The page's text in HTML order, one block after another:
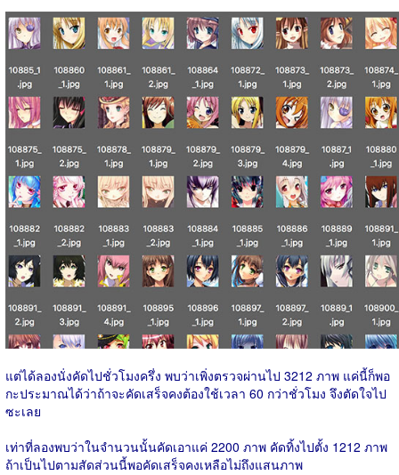
แต่ได้ลองนั่งคัดไปชั่วโมงครึ่ง พบว่าเพิ่งตรวจผ่านไป 3212 ภาพ แค่นี้ก็พอ
กะประมาณได้ว่าถ้าจะคัดเสร็จคงต้องใช้เวลา 60 กว่าชั่วโมง จึงตัดใจไป
ซะเลย
เท่าที่ลองพบว่าในจำนวนนั้นคัดเอาแค่ 2200 ภาพ คัดทิ้งไปตั้ง 1212 ภาพ
ถ้าเป็นไปตามสัดส่วนนี้พอคัดเสร็จคงเหลือไม่ถึงแสนภาพ